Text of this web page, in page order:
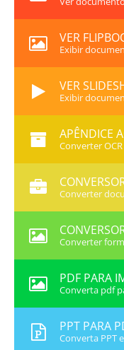
VER
Exibir
VER
Exibir
APÊNDICE
Converter
Converter
Converter
PDF PARA
Converta pdf
PPT PARA
Converta PPT